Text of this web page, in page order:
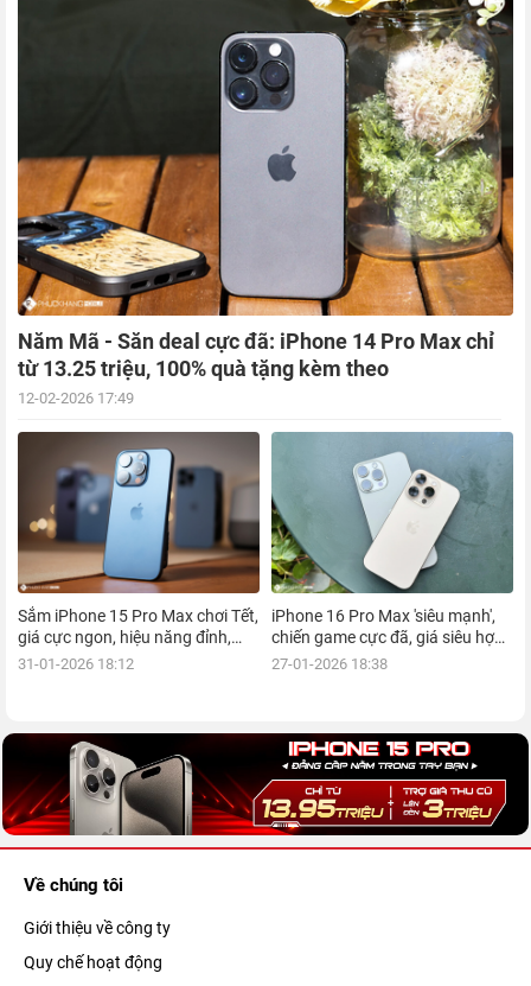
Năm Mã - Săn deal cực đã: iPhone 14 Pro Max chỉ
từ 13.25 triệu, 100% quà tặng kèm theo
12-02-2026 17:49
Sắm iPhone 15 Pro Max chơi Tết,
giá cực ngon, hiệu năng đỉnh,
kèm nhiều ưu đãi, mua ngay!
31-01-2026 18:12
iPhone 16 Pro Max 'siêu mạnh',
chiến game cực đã, giá siêu hợp
lý, mua ngay!
27-01-2026 18:38
Về chúng tôi
Giới thiệu về công ty
Quy chế hoạt động